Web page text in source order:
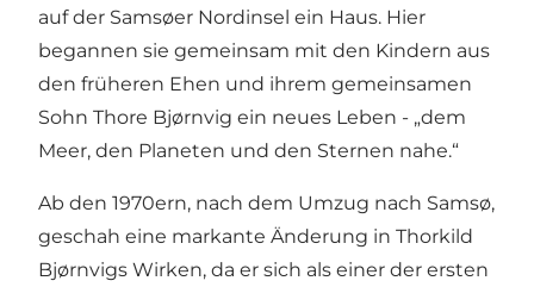
auf der Samsøer Nordinsel ein Haus. Hier
begannen sie gemeinsam mit den Kindern aus
den früheren Ehen und ihrem gemeinsamen
Sohn Thore Bjørnvig ein neues Leben - „dem
Meer, den Planeten und den Sternen nahe.“
Ab den 1970ern, nach dem Umzug nach Samsø,
geschah eine markante Änderung in Thorkild
Bjørnvigs Wirken, da er sich als einer der ersten